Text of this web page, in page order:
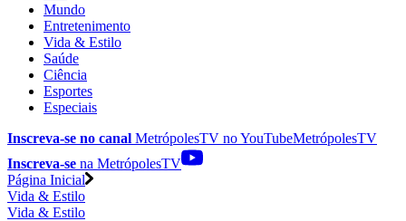
Mundo
Entretenimento
Vida & Estilo
Saúde
Ciência
Esportes
Especiais
Inscreva-se no canal MetrópolesTV noYouTubeMetrópolesTV
Inscreva-se na MetrópolesTV
Página Inicial
Vida & Estilo
Vida & Estilo